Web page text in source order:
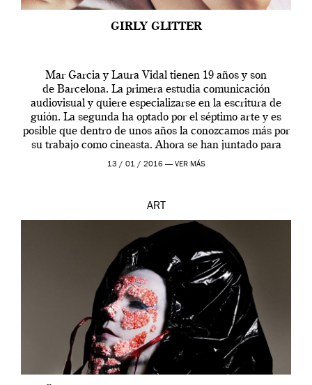
GIRLY GLITTER
Mar Garcia y Laura Vidal tienen 19 años y son
de Barcelona. La primera estudia comunicación
audiovisual y quiere especializarse en la escritura de
guión. La segunda ha optado por el séptimo arte y es
posible que dentro de unos años la conozcamos más por
su trabajo como cineasta. Ahora se han juntado para
contarnos una […]
13 / 01 / 2016 — VER MÁS
ART